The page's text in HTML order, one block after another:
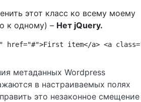
этот класс ко всему моему
к одному) – Нет jQuery.
item</a> <a
метаданных Wordpress
в настраиваемых полях
это незаконное смещение